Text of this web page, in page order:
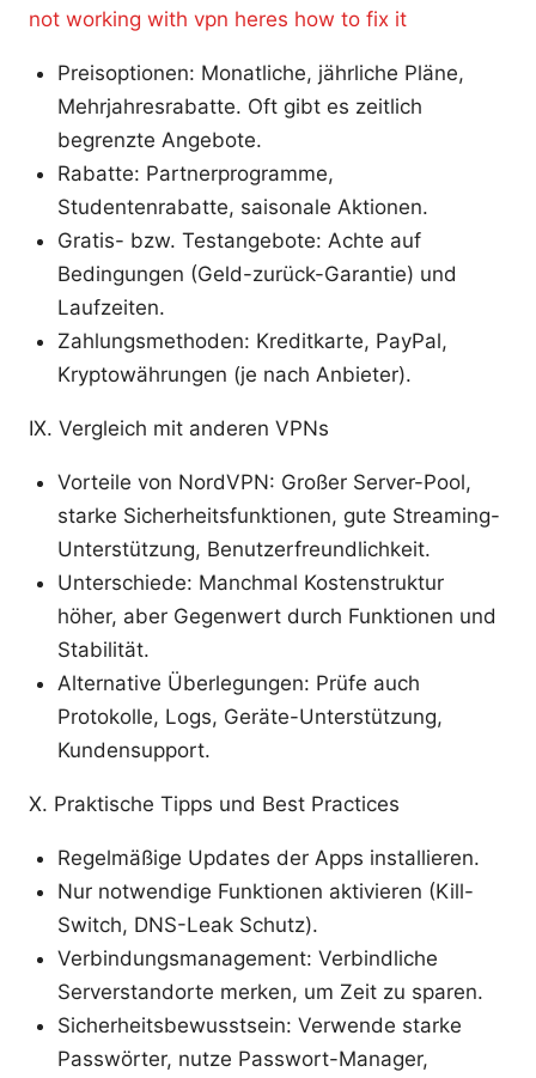
not working with vpn heres how to fix it
Preisoptionen: Monatliche, jährliche Pläne,
Mehrjahresrabatte. Oft gibt es zeitlich
begrenzte Angebote.
Rabatte: Partnerprogramme,
Studentenrabatte, saisonale Aktionen.
Gratis- bzw. Testangebote: Achte auf
Bedingungen (Geld-zurück-Garantie) und
Laufzeiten.
Zahlungsmethoden: Kreditkarte, PayPal,
Kryptowährungen (je nach Anbieter).
IX. Vergleich mit anderen VPNs
Vorteile von NordVPN: Großer Server-Pool,
starke Sicherheitsfunktionen, gute Streaming-
Unterstützung, Benutzerfreundlichkeit.
Unterschiede: Manchmal Kostenstruktur
höher, aber Gegenwert durch Funktionen und
Stabilität.
Alternative Überlegungen: Prüfe auch
Protokolle, Logs, Geräte-Unterstützung,
Kundensupport.
X. Praktische Tipps und Best Practices
Regelmäßige Updates der Apps installieren.
Nur notwendige Funktionen aktivieren (Kill-
Switch, DNS-Leak Schutz).
Verbindungsmanagement: Verbindliche
Serverstandorte merken, um Zeit zu sparen.
Sicherheitsbewusstsein: Verwende starke
Passwörter, nutze Passwort-Manager,